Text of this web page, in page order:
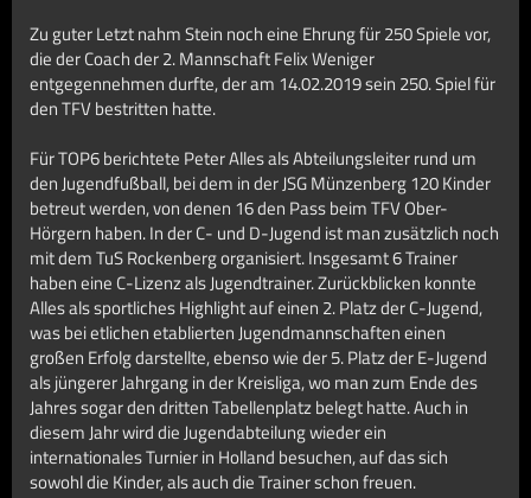
Zu guter Letzt nahm Stein noch eine Ehrung für 250 Spiele vor,
die der Coach der 2. Mannschaft Felix Weniger
entgegennehmen durfte, der am 14.02.2019 sein 250. Spiel für
den TFV bestritten hatte.
Für TOP6 berichtete Peter Alles als Abteilungsleiter rund um
den Jugendfußball, bei dem in der JSG Münzenberg 120 Kinder
betreut werden, von denen 16 den Pass beim TFV Ober-
Hörgern haben. In der C- und D-Jugend ist man zusätzlich noch
mit dem TuS Rockenberg organisiert. Insgesamt 6 Trainer
haben eine C-Lizenz als Jugendtrainer. Zurückblicken konnte
Alles als sportliches Highlight auf einen 2. Platz der C-Jugend,
was bei etlichen etablierten Jugendmannschaften einen
großen Erfolg darstellte, ebenso wie der 5. Platz der E-Jugend
als jüngerer Jahrgang in der Kreisliga, wo man zum Ende des
Jahres sogar den dritten Tabellenplatz belegt hatte. Auch in
diesem Jahr wird die Jugendabteilung wieder ein
internationales Turnier in Holland besuchen, auf das sich
sowohl die Kinder, als auch die Trainer schon freuen.